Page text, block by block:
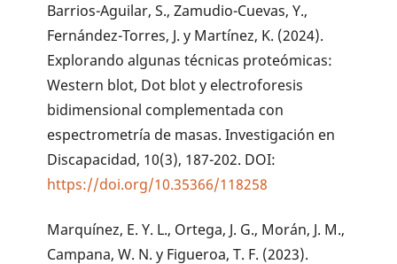
Barrios-Aguilar, S., Zamudio-Cuevas, Y.,
Fernández-Torres, J. y Martínez, K. (2024).
Explorando algunas técnicas proteómicas:
Western blot, Dot blot y electroforesis
bidimensional complementada con
espectrometría de masas. Investigación en
Discapacidad, 10(3), 187-202. DOI:
https://doi.org/10.35366/118258
Marquínez, E. Y. L., Ortega, J. G., Morán, J. M.,
Campana, W. N. y Figueroa, T. F. (2023).